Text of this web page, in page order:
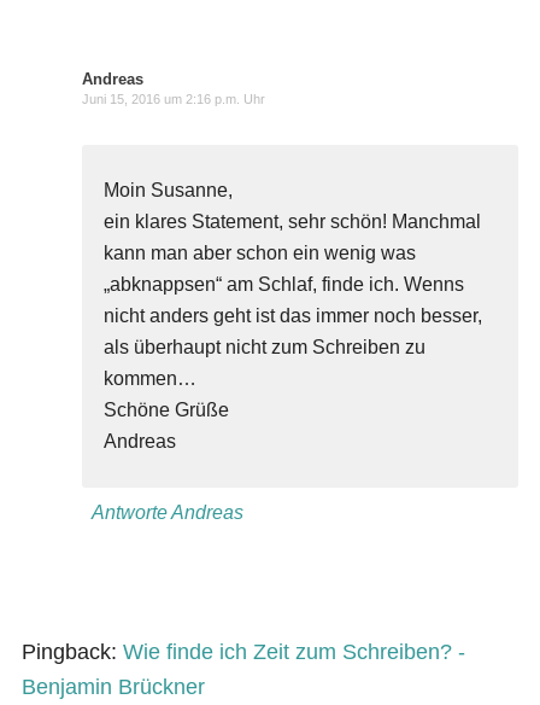
Andreas
Juni 15, 2016 um 2:16 p.m. Uhr
Moin Susanne,
ein klares Statement, sehr schön! Manchmal
kann man aber schon ein wenig was
„abknappsen“ am Schlaf, finde ich. Wenns
nicht anders geht ist das immer noch besser,
als überhaupt nicht zum Schreiben zu
kommen…
Schöne Grüße
Andreas
Antworte Andreas
Pingback: Wie finde ich Zeit zum Schreiben? -
Benjamin Brückner